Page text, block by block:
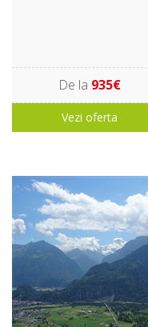
De la 935€
Vezi oferta